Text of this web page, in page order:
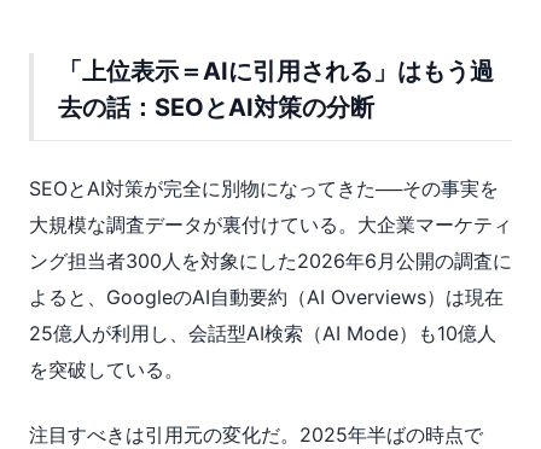
「上位表示＝AIに引用される」はもう過
去の話：SEOとAI対策の分断
SEOとAI対策が完全に別物になってきた──その事実を
大規模な調査データが裏付けている。大企業マーケティ
ング担当者300人を対象にした2026年6月公開の調査に
よると、GoogleのAI自動要約（AI Overviews）は現在
25億人が利用し、会話型AI検索（AI Mode）も10億人
を突破している。
注目すべきは引用元の変化だ。2025年半ばの時点で